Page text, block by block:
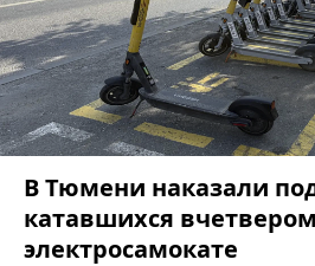
В Тюмени наказали
катавшихся
электросамокате